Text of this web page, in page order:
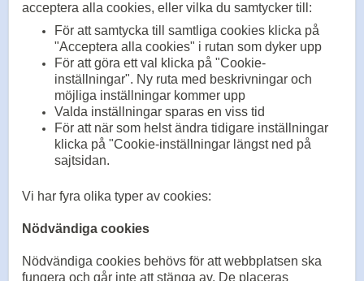
acceptera alla cookies, eller vilka du samtycker till:
För att samtycka till samtliga cookies klicka på
"Acceptera alla cookies" i rutan som dyker upp
För att göra ett val klicka på "Cookie-
inställningar". Ny ruta med beskrivningar och
möjliga inställningar kommer upp
Valda inställningar sparas en viss tid
För att när som helst ändra tidigare inställningar
klicka på "Cookie-inställningar längst ned på
sajtsidan.
Vi har fyra olika typer av cookies:
Nödvändiga cookies
Nödvändiga cookies behövs för att webbplatsen ska
fungera och går inte att stänga av. De placeras